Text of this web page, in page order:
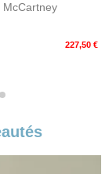
McCartney
227,50 €